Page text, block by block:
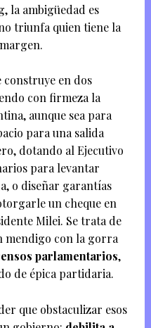
la ambigüedad es
triunfa quien tiene la
construye en dos
con firmeza la
aunque sea para
para una salida
dotando al Ejecutivo
para levantar
o diseñar garantías
un cheque en
Milei. Se trata de
mendigo con la gorra
parlamentarios,
de épica partidaria.
que obstaculizar esos